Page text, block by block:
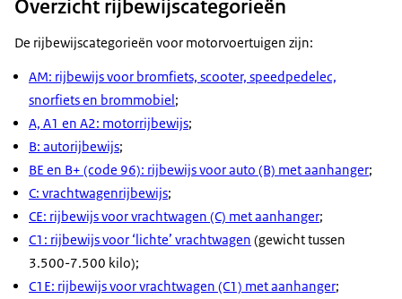
Overzicht rijbewijscategorieën
De rijbewijscategorieën voor motorvoertuigen zijn:
AM: rijbewijs voor bromfiets, scooter, speedpedelec,
snorfiets en brommobiel ;
A, A1 en A2: motorrijbewijs;
B: autorijbewijs;
BE en B+ (code 96): rijbewijs voor auto (B) met aanhanger;
C: vrachtwagenrijbewijs;
CE: rijbewijs voor vrachtwagen (C) met aanhanger;
C1: rijbewijs voor ‘lichte’ vrachtwagen (gewicht tussen
3.500-7.500 kilo);
C1E: rijbewijs voor vrachtwagen (C1) met aanhanger;